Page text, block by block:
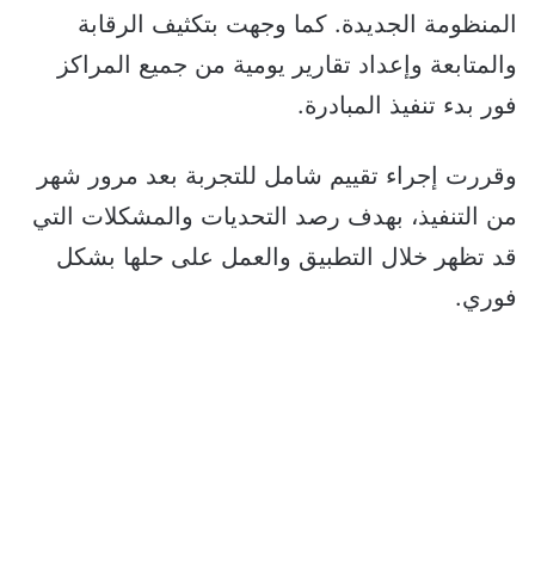
المنظومة الجديدة. كما وجهت بتكثيف الرقابة
والمتابعة وإعداد تقارير يومية من جميع المراكز
فور بدء تنفيذ المبادرة.
وقررت إجراء تقييم شامل للتجربة بعد مرور شهر
من التنفيذ، بهدف رصد التحديات والمشكلات التي
قد تظهر خلال التطبيق والعمل على حلها بشكل
فوري.